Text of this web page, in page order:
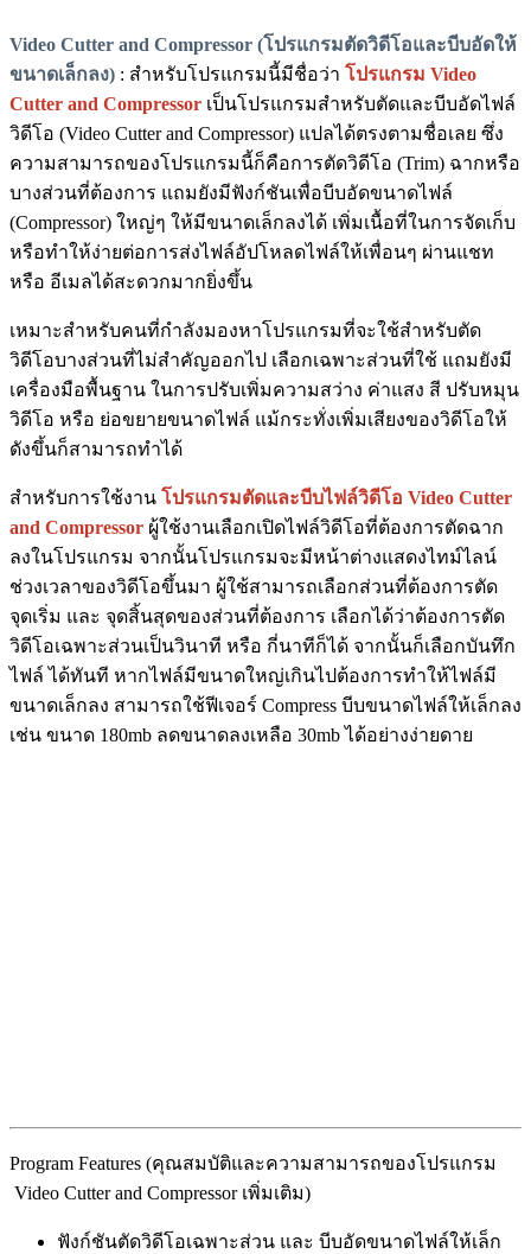
Video Cutter and Compressor (โปรแกรมตัดวิดีโอและบีบอัดให้
ขนาดเล็กลง) : สำหรับโปรแกรมนี้มีชื่อว่า โปรแกรม Video
Cutter and Compressor เป็นโปรแกรมสำหรับตัดและบีบอัดไฟล์
วิดีโอ (Video Cutter and Compressor) แปลได้ตรงตามชื่อเลย ซึ่ง
ความสามารถของโปรแกรมนี้ก็คือการตัดวิดีโอ (Trim) ฉากหรือ
บางส่วนที่ต้องการ แถมยังมีฟังก์ชันเพื่อบีบอัดขนาดไฟล์
(Compressor) ใหญ่ๆ ให้มีขนาดเล็กลงได้ เพิ่มเนื้อที่ในการจัดเก็บ
หรือทำให้ง่ายต่อการส่งไฟล์อัปโหลดไฟล์ให้เพื่อนๆ ผ่านแชท
หรือ อีเมลได้สะดวกมากยิ่งขึ้น
เหมาะสำหรับคนที่กำลังมองหาโปรแกรมที่จะใช้สำหรับตัด
วิดีโอบางส่วนที่ไม่สำคัญออกไป เลือกเฉพาะส่วนที่ใช้ แถมยังมี
เครื่องมือพื้นฐาน ในการปรับเพิ่มความสว่าง ค่าแสง สี ปรับหมุน
วิดีโอ หรือ ย่อขยายขนาดไฟล์ แม้กระทั่งเพิ่มเสียงของวิดีโอให้
ดังขึ้นก็สามารถทำได้
สำหรับการใช้งาน โปรแกรมตัดและบีบไฟล์วิดีโอ Video Cutter
and Compressor ผู้ใช้งานเลือกเปิดไฟล์วิดีโอที่ต้องการตัดฉาก
ลงในโปรแกรม จากนั้นโปรแกรมจะมีหน้าต่างแสดงไทม์ไลน์
ช่วงเวลาของวิดีโอขึ้นมา ผู้ใช้สามารถเลือกส่วนที่ต้องการตัด
จุดเริ่ม และ จุดสิ้นสุดของส่วนที่ต้องการ เลือกได้ว่าต้องการตัด
วิดีโอเฉพาะส่วนเป็นวินาที หรือ กี่นาทีก็ได้ จากนั้นก็เลือกบันทึก
ไฟล์ ได้ทันที หากไฟล์มีขนาดใหญ่เกินไปต้องการทำให้ไฟล์มี
ขนาดเล็กลง สามารถใช้ฟีเจอร์ Compress บีบขนาดไฟล์ให้เล็กลง
เช่น ขนาด 180mb ลดขนาดลงเหลือ 30mb ได้อย่างง่ายดาย
Program Features (คุณสมบัติและความสามารถของโปรแกรม
Video Cutter and Compressor เพิ่มเติม)
ฟังก์ชันตัดวิดีโอเฉพาะส่วน และ บีบอัดขนาดไฟล์ให้เล็ก